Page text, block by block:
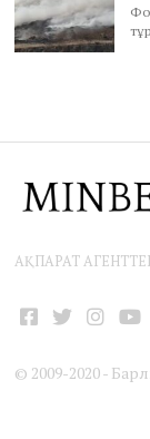
АҚПАРАТ
© 2009-2020 -